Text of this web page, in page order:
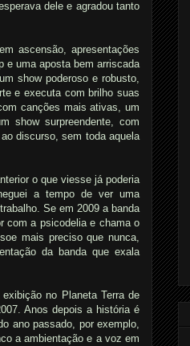
dele e agradou tanto
ascensão, apresentações
e uma aposta bem arriscada
show poderoso e robusto,
e executa com brilho suas
canções mais ativas, um
show surpreendente, com
discurso, sem toda aquela
o que viesse já poderia
a tempo de ver uma
Se em 2009 a banda
com a psicodelia e chama o
mais preciso que nunca,
da banda que exala
no Planeta Terra de
Anos depois a história é
ano passado, por exemplo,
a ambientação e a voz em